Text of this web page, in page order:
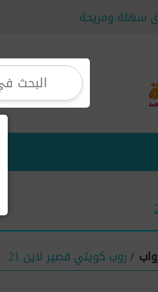
سهلة ومريحة
/روب كويتي قصير لاين 21